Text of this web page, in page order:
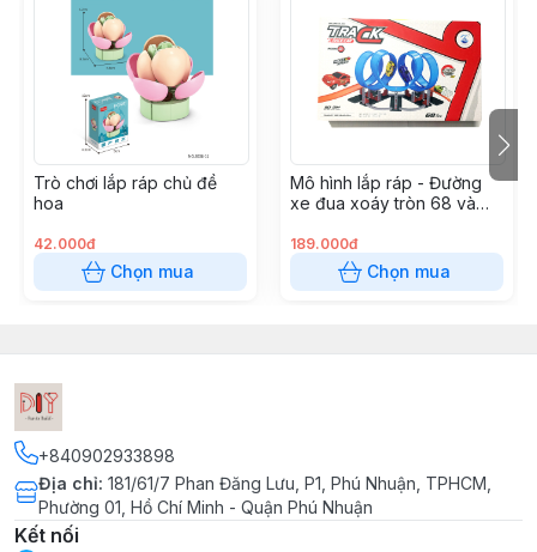
Lắp ráp theo hướng dẫn sử dụng kèm theo hoặc theo
sự sáng tạo của trẻ
Cảnh báo: Sản phẩm có chi tiết nhỏ.
Lưu ý: Do màn hình ánh sáng khác nhau nên có thể
màu sắc sẽ sai lệch một chút khi nhận, mong bạn
thông cảm.
-----------------------------
Shop DIY.vn - Chuyên đồ chơi DIY từ mọi chất liệu
(Giấy – Gỗ – Inox - Chỉ Đinh – Thạch cao)
#ĐồChơiLắpRáp #DIY #ĐồChơiDIY #TôTượng
#Tômàugỗ #XếpHình #TranhXếpHình #XếpHình2D
#Puzzle2D #QuàLưuNiệm #QuàTặngSángTạo
#StarKids #RoboTime #TiaSáng #HộpÂmNhạc
#ĐồChơiKhoaHọc #StemToys #TrangTríGiángSinh
#Noel #GiángSinh #GỗNhỏĐọcSách #TranhDán
#TranhCát #TranhChỉĐinh #StringArt #SápNặn
Trò chơi lắp ráp chủ đề
hoa
42.000đ
Chọn mua
Mô hình lắp ráp - Đường
xe đua xoáy tròn 68 và
189.000đ
Chọn mua
+840902933898
Địa chỉ: 181/61/7 Phan Đăng Lưu, P1, Phú Nhuận, TPHCM,
Phường 01, Hồ Chí Minh - Quận Phú Nhuận
Kết nối